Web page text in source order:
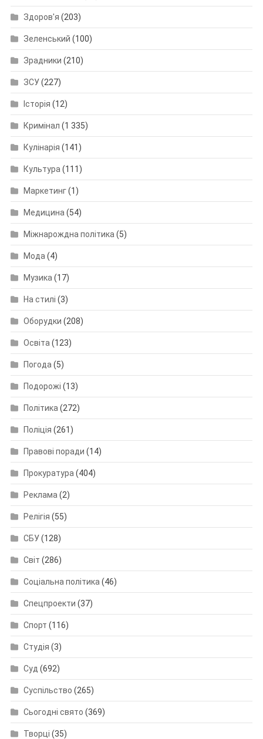
Здоров'я (203)
Зеленський (100)
Зрадники (210)
ЗСУ(227)
Історія (12)
Кримінал (1 335)
Кулінарія (141)
Культура (111)
Маркетинг(1)
Медицина (54)
Міжнарождна політика (5)
Мода (4)
Музика (17)
На стилі (3)
Оборудки (208)
Освіта (123)
Погода (5)
Подорожі (13)
Політика (272)
Поліція (261)
Правові поради (14)
Прокуратура (404)
Реклама (2)
Релігія (55)
СБУ(128)
Світ (286)
Соціальна політика (46)
Спецпроекти (37)
Спорт (116)
Студія (3)
Суд (692)
Суспільство (265)
Сьогодні свято (369)
Творці (35)